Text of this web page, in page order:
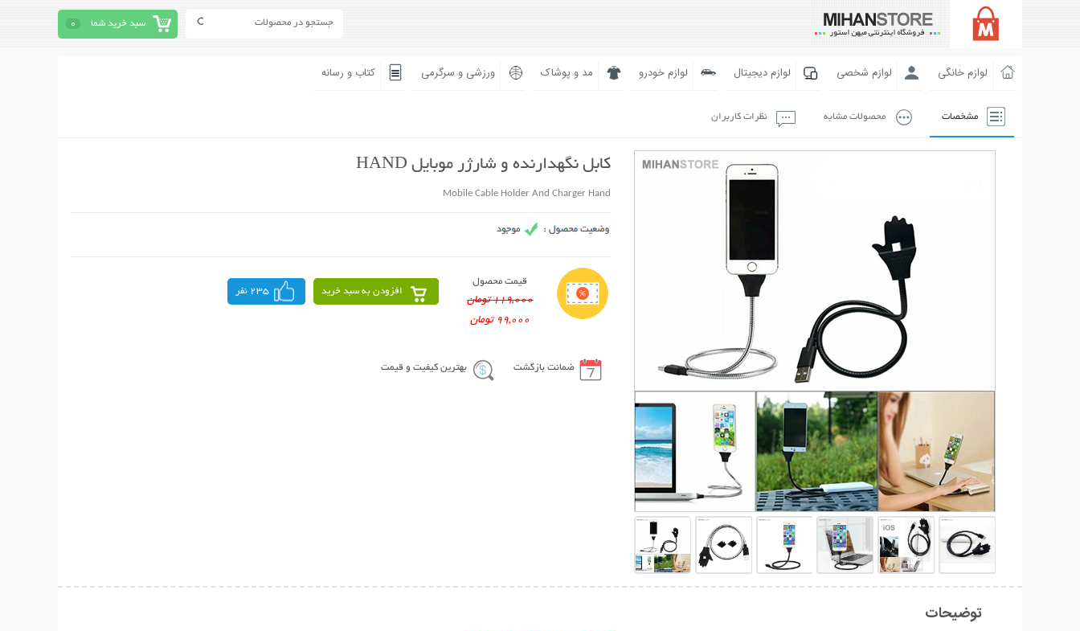
سبد خرید شما 0
لوازم خانگی لوازم شخصی لوازم دیجیتال لوازم خودرو مد و پوشاک ورزشی و سرگرمی کتاب و رسانه
مشخصات محصولات مشابه نظرات کاربران
کابل نگهدارنده و شارژر موبایل HAND
Mobile Cable Holder And Charger Hand
قیمت محصول
119,000 تومان
99,000 تومان
افزودن به سبد خرید 235 نفر
ضمانت بازگشت بهترین کیفیت و قیمت
توضیحات